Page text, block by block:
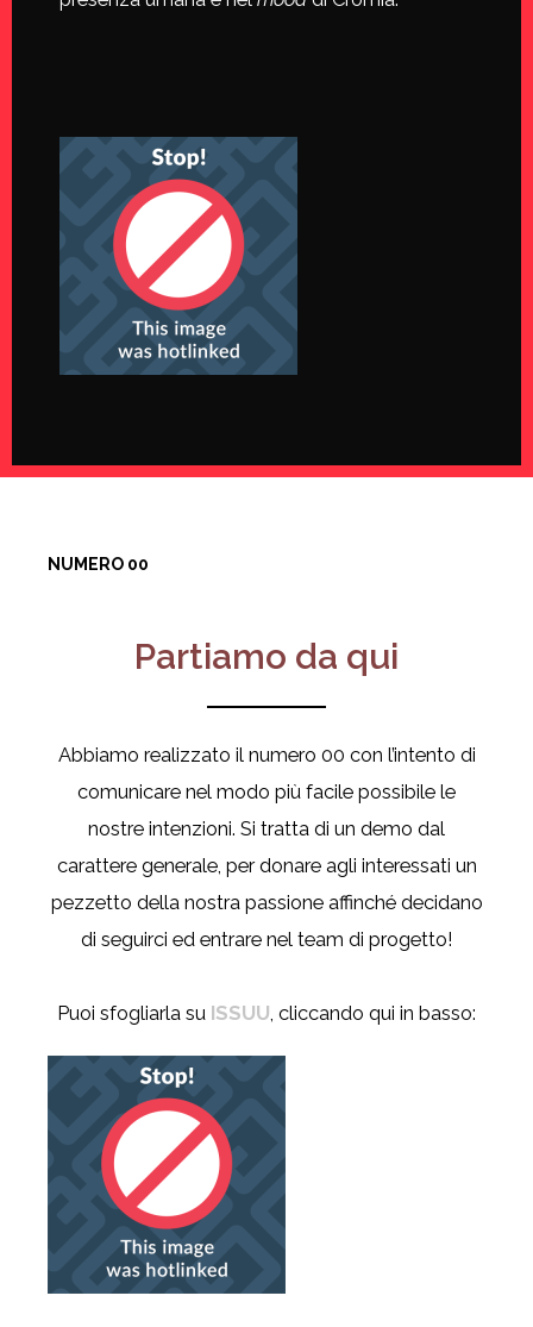
NUMERO 00
Partiamo da qui
Abbiamo realizzato il numero 00 con l’intento di
comunicare nel modo più facile possibile le
nostre intenzioni. Si tratta di un demo dal
carattere generale, per donare agli interessati un
pezzetto della nostra passione affinché decidano
di seguirci ed entrare nel team di progetto!
Puoi sfogliarla su ISSUU, cliccando qui in basso: